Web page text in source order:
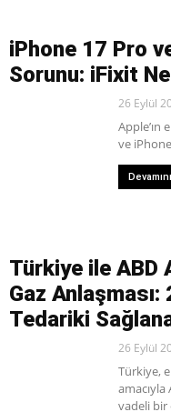
iPhone 17 Pro
Sorunu: iFixit
26 Eylül
Apple’ın
ve
Türkiye ile ABD
Gaz Anlaşması:
Tedariki
26 Eylül
Türkiye,
vadeli bir